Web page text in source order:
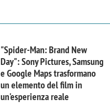
"Spider-Man: Brand New
Day": Sony Pictures, Samsung
e Google Maps trasformano
un elemento del film in
un'esperienza reale